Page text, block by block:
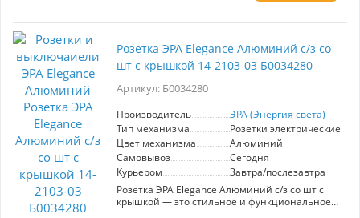
Рамки могут быть приобретены отдельно, что
для вашего интерьера. Выключатель
произведён компанией ЭРА, известной своим
качеством и инновационными решениями в
области электрооборудования. Обновите свой
дом с ЭРА Elegance!
Розетка ЭРА Elegance Алюминий с/з со
шт с крышкой 14-2103-03 Б0034280
Артикул: Б0034280
Производитель
ЭРА (Энергия света)
Тип механизма
Розетки электрические
Цвет механизма
Алюминий
Самовывоз
Сегодня
Курьером
Завтра/послезавтра
Розетка ЭРА Elegance Алюминий с/з со шт с
крышкой — это стильное и функциональное